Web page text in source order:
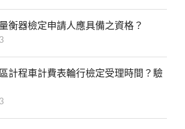
衡器檢定申請人應具備之資格？
計程車計費表輪行檢定受理時間？驗